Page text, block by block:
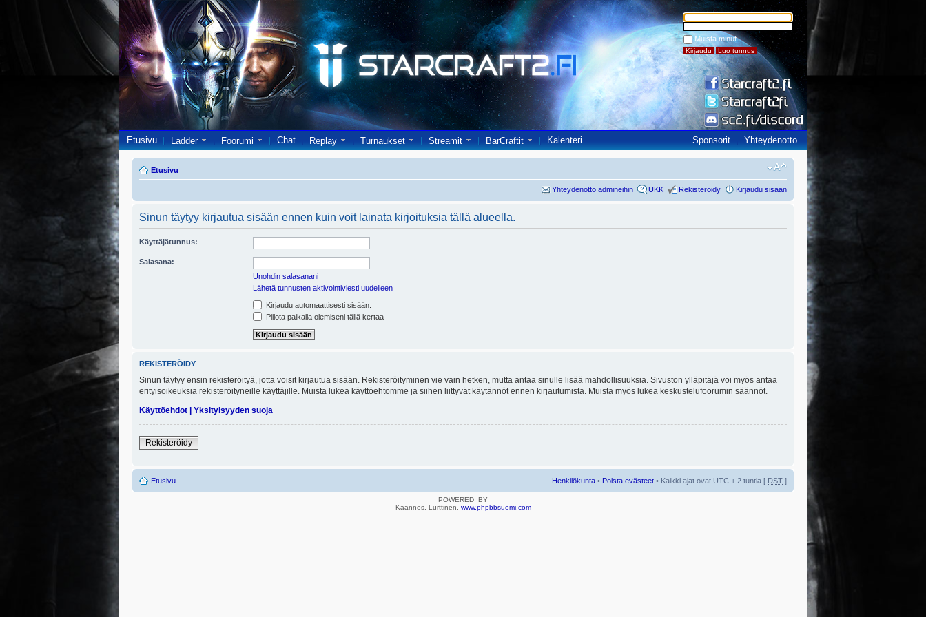
Muista minut
Etusivu Ladder Foorumi Chat Replay Turnaukset Streamit BarCraftit Kalenteri Sponsorit Yhteydenotto
Etusivu
Yhteydenotto admineihin UKK Rekisteröidy Kirjaudu sisään
Sinun täytyy kirjautua sisään ennen kuin voit lainata kirjoituksia tällä alueella.
Käyttäjätunnus:
Salasana:
Unohdin salasanani
Lähetä tunnusten aktivointiviesti uudelleen
Kirjaudu automaattisesti sisään.
Piilota paikalla olemiseni tällä kertaa
REKISTERÖIDY
Sinun täytyy ensin rekisteröityä, jotta voisit kirjautua sisään. Rekisteröityminen vie vain hetken, mutta antaa sinulle lisää mahdollisuuksia. Sivuston ylläpitäjä voi myös antaa
erityisoikeuksia rekisteröityneille käyttäjille. Muista lukea käyttöehtomme ja siihen liittyvät käytännöt ennen kirjautumista. Muista myös lukea keskustelufoorumin säännöt.
Käyttöehdot | Yksityisyyden suoja
Rekisteröidy
Etusivu Henkilökunta • Poista evästeet • Kaikki ajat ovat UTC + 2 tuntia [ DST ]
POWERED_BY
Käännös, Lurttinen, www.phpbbsuomi.com